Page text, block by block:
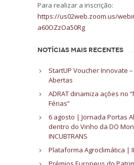
Para realizar a inscrição:
https://us02web.zoom.us/
a60OZzOa50Rg
NOTÍCIAS MAIS RECENTES
StartUP Voucher Innovate
Abertas
ADRAT dinamiza ações no
Férias”
6 agosto | Jornada Portas
dentro do Vinho da DO
INCUBTRANS
Plataforma Agroclimática |